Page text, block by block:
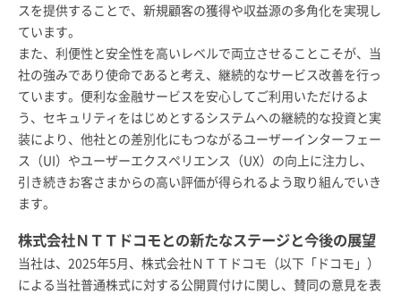
スを提供することで、新規顧客の獲得や収益源の多角化を実現し
ています。
また、利便性と安全性を高いレベルで両立させることこそが、当
社の強みであり使命であると考え、継続的なサービス改善を行っ
ています。便利な金融サービスを安心してご利用いただけるよ
う、セキュリティをはじめとするシステムへの継続的な投資と実
装により、他社との差別化にもつながるユーザーインターフェー
ス（UI）やユーザーエクスペリエンス（UX）の向上に注力し、
引き続きお客さまからの高い評価が得られるよう取り組んでいき
ます。
株式会社ＮＴＴドコモとの新たなステージと今後の展望
当社は、2025年5月、株式会社ＮＴＴドコモ（以下「ドコモ」）
による当社普通株式に対する公開買付けに関し、賛同の意見を表